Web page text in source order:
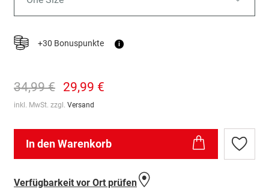
+30 Bonuspunkte i
34,99 € 29,99 €
inkl. MwSt. zzgl. Versand
In den Warenkorb
Zur
Verfügbarkeit vor Ort prüfen